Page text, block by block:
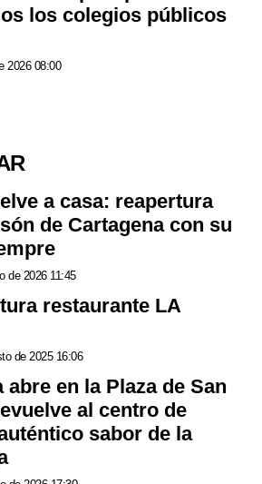
los colegios públicos
2026 08:00
a casa: reapertura
de Cartagena con su
de 2026 11:45
restaurante LA
de 2025 16:06
abre en la Plaza de San
al centro de
sabor de la